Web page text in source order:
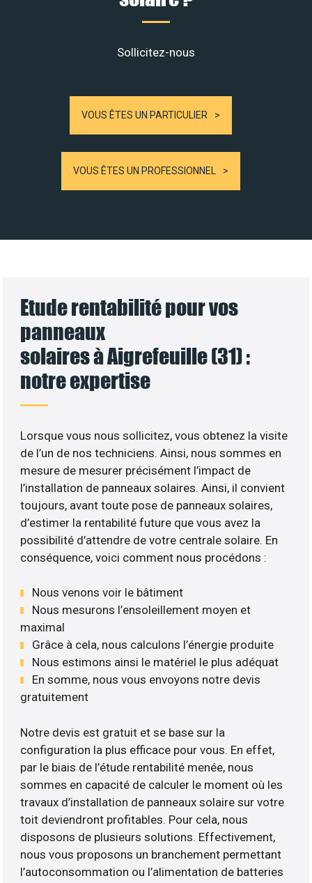
Sollicitez-nous
VOUS ÊTES UN PARTICULIER
VOUS ÊTES UN PROFESSIONNEL
Etude rentabilité pour vos
panneaux
solaires à Aigrefeuille (31) :
notre expertise
Lorsque vous nous sollicitez, vous obtenez la visite
de l’un de nos techniciens. Ainsi, nous sommes en
mesure de mesurer précisément l’impact de
l’installation de panneaux solaires. Ainsi, il convient
toujours, avant toute pose de panneaux solaires,
d’estimer la rentabilité future que vous avez la
possibilité d’attendre de votre centrale solaire. En
conséquence, voici comment nous procédons :
Nous venons voir le bâtiment
Nous mesurons l’ensoleillement moyen et
maximal
Grâce à cela, nous calculons l’énergie produite
Nous estimons ainsi le matériel le plus adéquat
En somme, nous vous envoyons notre devis
gratuitement
Notre devis est gratuit et se base sur la
configuration la plus efficace pour vous. En effet,
par le biais de l’étude rentabilité menée, nous
sommes en capacité de calculer le moment où les
travaux d’installation de panneaux solaire sur votre
toit deviendront profitables. Pour cela, nous
disposons de plusieurs solutions. Effectivement,
nous vous proposons un branchement permettant
l’autoconsommation ou l’alimentation de batteries